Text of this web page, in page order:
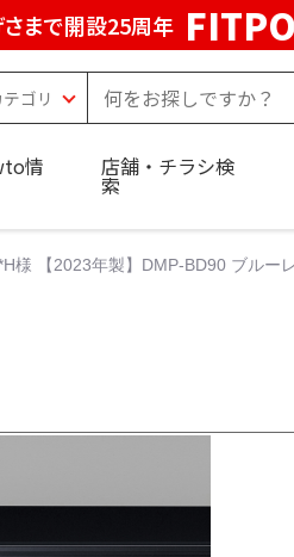
さまで開設25周年
情 店舗・チラシ検
索
様 【2023年製】DMP-BD90 ブル